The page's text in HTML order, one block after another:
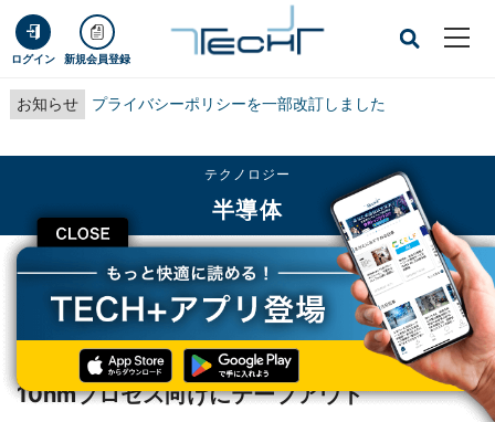
ログイン 新規会員登録
お知らせ プライバシーポリシーを一部改訂しました
CLOSE
テクノロジー
半導体
TECH+ テクノロジー
半導体
ARM、次世代コア「Artemis」をTSMCの10nmプロセス向けにテープアウト
ARM、次世代コア「Artemis」をTSMCの
10nmプロセス向けにテープアウト